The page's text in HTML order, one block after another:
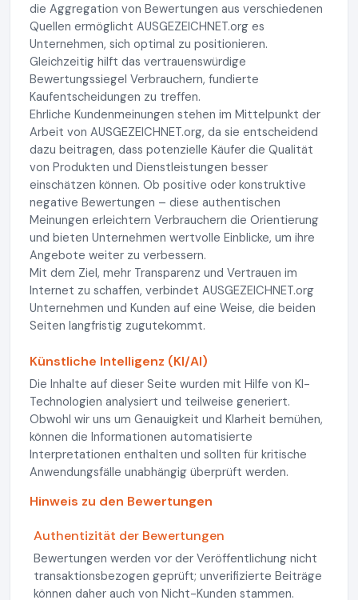
die Aggregation von Bewertungen aus verschiedenen
Quellen ermöglicht AUSGEZEICHNET.org es
Unternehmen, sich optimal zu positionieren.
Gleichzeitig hilft das vertrauenswürdige
Bewertungssiegel Verbrauchern, fundierte
Kaufentscheidungen zu treffen.
Ehrliche Kundenmeinungen stehen im Mittelpunkt der
Arbeit von AUSGEZEICHNET.org, da sie entscheidend
dazu beitragen, dass potenzielle Käufer die Qualität
von Produkten und Dienstleistungen besser
einschätzen können. Ob positive oder konstruktive
negative Bewertungen – diese authentischen
Meinungen erleichtern Verbrauchern die Orientierung
und bieten Unternehmen wertvolle Einblicke, um ihre
Angebote weiter zu verbessern.
Mit dem Ziel, mehr Transparenz und Vertrauen im
Internet zu schaffen, verbindet AUSGEZEICHNET.org
Unternehmen und Kunden auf eine Weise, die beiden
Seiten langfristig zugutekommt.
Künstliche Intelligenz (KI/AI)
Die Inhalte auf dieser Seite wurden mit Hilfe von KI-
Technologien analysiert und teilweise generiert.
Obwohl wir uns um Genauigkeit und Klarheit bemühen,
können die Informationen automatisierte
Interpretationen enthalten und sollten für kritische
Anwendungsfälle unabhängig überprüft werden.
Hinweis zu den Bewertungen
Authentizität der Bewertungen
Bewertungen werden vor der Veröffentlichung nicht
transaktionsbezogen geprüft; unverifizierte Beiträge
können daher auch von Nicht-Kunden stammen.